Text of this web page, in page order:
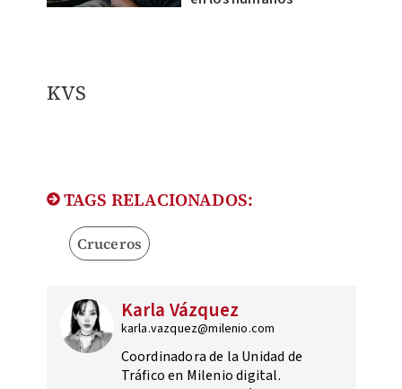
KVS
TAGS RELACIONADOS:
Cruceros
Karla Vázquez
karla.vazquez@milenio.com
Coordinadora de la Unidad de
Tráfico en Milenio digital.